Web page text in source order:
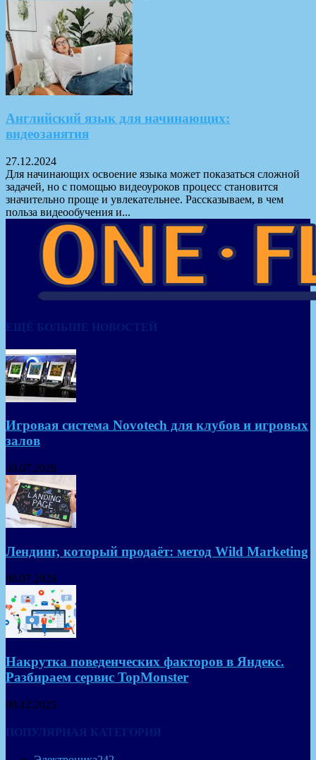
Английский язык для начинающих:
видеозанятия
27.12.2024
Для начинающих освоение языка может показаться сложной
задачей, но с помощью видеоуроков процесс становится
значительно проще и увлекательнее. Рассказываем, в чем
польза видеообучения и...
ЕЩЁ БОЛЬШЕ НОВОСТЕЙ
Игровая система Novotech для клубов и игровых
залов
30.07.2026
Лендинг, который продаёт: метод Wild Marketing
08.07.2026
Накрутка поведенческих факторов в Яндекс.
Разбираем сервис TopMonster
08.12.2025
ПОПУЛЯРНАЯ КАТЕГОРИЯ